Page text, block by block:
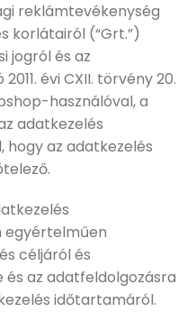
reklámtevékenység
korlátairól (“Grt.”)
jogról és az
évi CXII. törvény 20.
használóval, a
adatkezelés
hogy az adatkezelés
egyértelműen
céljáról és
és az adatfeldolgozásra
időtartamáról.